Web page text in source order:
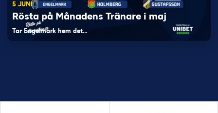
5 JUNI
Rösta på Månadens Tränare i maj
Tar Engelmark hem det…